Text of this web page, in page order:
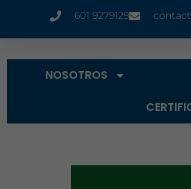
601 9279129
NOSOTROS